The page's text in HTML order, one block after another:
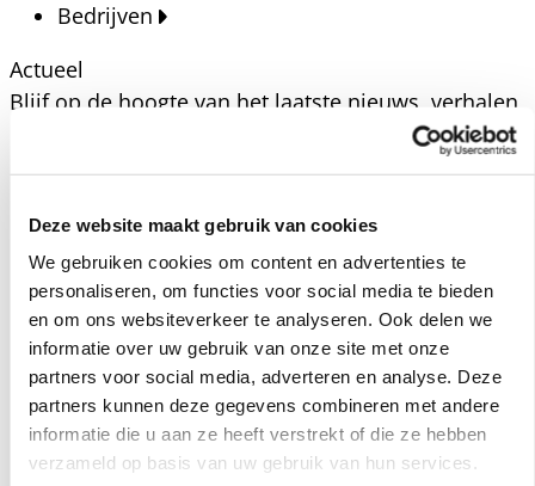
Deze website maakt gebruik van cookies
We gebruiken cookies om content en advertenties te
personaliseren, om functies voor social media te bieden
en om ons websiteverkeer te analyseren. Ook delen we
informatie over uw gebruik van onze site met onze
partners voor social media, adverteren en analyse. Deze
partners kunnen deze gegevens combineren met andere
informatie die u aan ze heeft verstrekt of die ze hebben
verzameld op basis van uw gebruik van hun services.
Bedrijven
Actueel
Blijf op de hoogte van het laatste nieuws, verhalen,
publicaties en ontwikkelingen rondom Kansfonds
Nieuwsberichten
Nieuws
Verhalen
Beeldbanken
Foto's bestaanszekerheid
Foto's dak- en thuisloosheid
Agenda
Agenda